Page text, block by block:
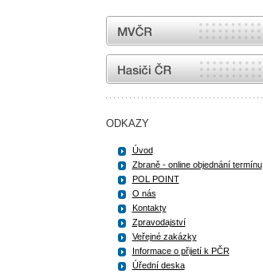
MVČR
internetové stránky Hasiči ČR
ODKAZY
Úvod
Zbraně - online objednání termínu
POL POINT
O nás
Kontakty
Zpravodajství
Veřejné zakázky
Informace o přijetí k PČR
Úřední deska